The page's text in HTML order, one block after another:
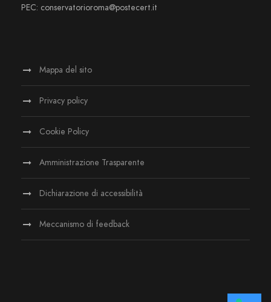
PEC: conservatorioroma@postecert.it
Mappa del sito
Privacy policy
Cookie Policy
Amministrazione Trasparente
Dichiarazione di accessibilità
Meccanismo di feedback